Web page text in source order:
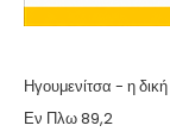
Ηγουμενίτσα - η
Εν Πλω 89,2